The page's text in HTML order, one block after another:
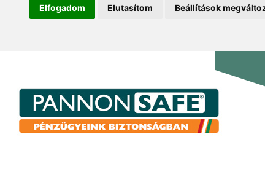
Elfogadom Elutasítom Beállítások